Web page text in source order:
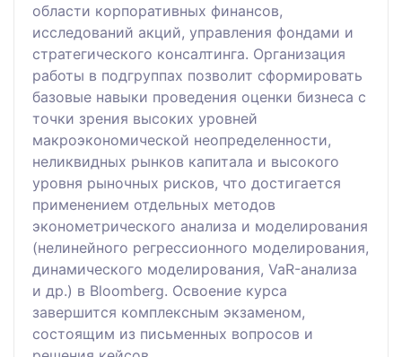
области корпоративных финансов,
исследований акций, управления фондами и
стратегического консалтинга. Организация
работы в подгруппах позволит сформировать
базовые навыки проведения оценки бизнеса с
точки зрения высоких уровней
макроэкономической неопределенности,
неликвидных рынков капитала и высокого
уровня рыночных рисков, что достигается
применением отдельных методов
эконометрического анализа и моделирования
(нелинейного регрессионного моделирования,
динамического моделирования, VaR-анализа
и др.) в Bloomberg. Освоение курса
завершится комплексным экзаменом,
состоящим из письменных вопросов и